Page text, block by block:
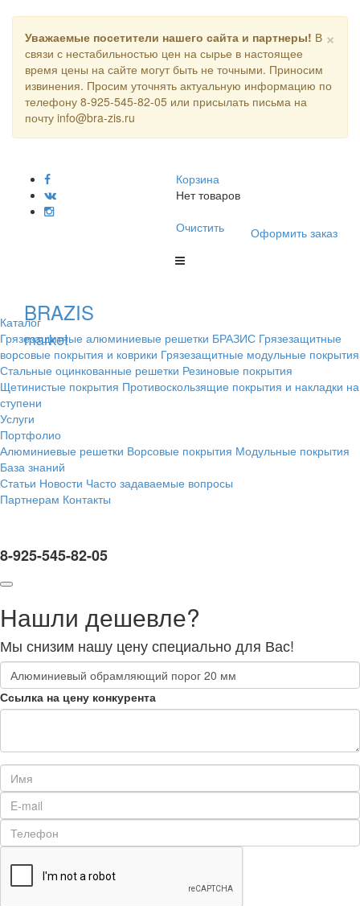
×
Уважаемые посетители нашего сайта и партнеры! В
связи с нестабильностью цен на сырье в настоящее
время цены на сайте могут быть не точными. Приносим
извинения. Просим уточнять актуальную информацию по
телефону 8-925-545-82-05 или присылать письма на
почту info@bra-zis.ru
Корзина
Нет товаров
Очистить
Оформить заказ
BRAZIS
market
Каталог
Грязезащитные алюминиевые решетки БРАЗИС Грязезащитные
ворсовые покрытия и коврики Грязезащитные модульные покрытия
Стальные оцинкованные решетки Резиновые покрытия
Щетинистые покрытия Противоскользящие покрытия и накладки на
ступени
Услуги
Портфолио
Алюминиевые решетки Ворсовые покрытия Модульные покрытия
База знаний
Статьи Новости Часто задаваемые вопросы
Партнерам Контакты
8-925-545-82-05
Нашли дешевле?
Мы снизим нашу цену специально для Вас!
Ссылка на цену конкурента